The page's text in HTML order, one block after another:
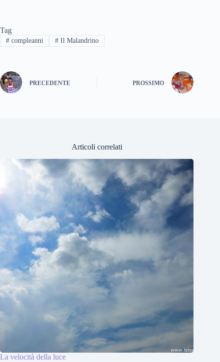
Tag
#compleanni #Il Malandrino
PRECEDENTE PROSSIMO
Articoli correlati
La velocità della luce